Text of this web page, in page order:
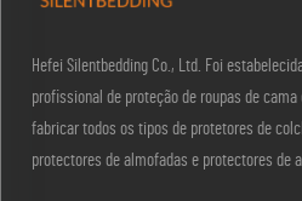
Hefei Silentbedding Co., Ltd. Foi
profissional de proteção de roupas de
fabricar todos os tipos de protetores de
protectores de almofadas e protectores de